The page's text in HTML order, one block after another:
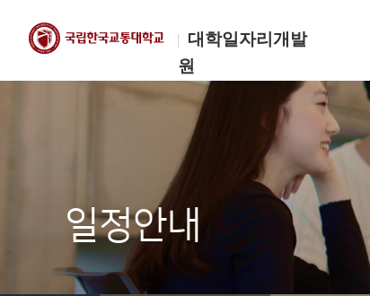
대학일자리개발
원
한국교통대학교
대학일자리개발원
일정안내